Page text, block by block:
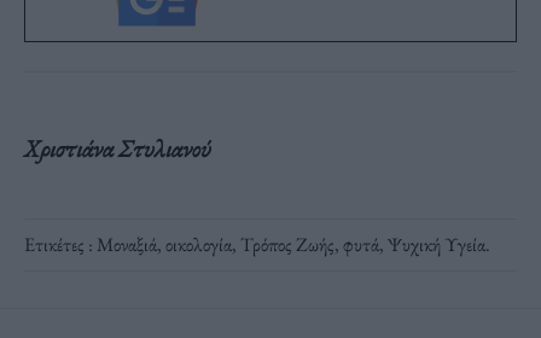
Χριστιάνα Στυλιανού
Ετικέτες : Μοναξιά,οικολογία, Τρόπος Ζωής,φυτά,Ψυχική Υγεία.